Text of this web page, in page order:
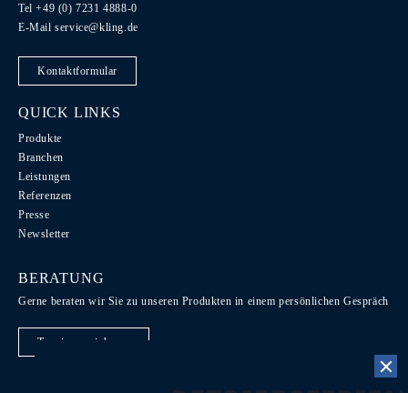
Tel +49 (0) 7231 4888-0
E-Mailservice@kling.de
Kontaktformular
QUICK LINKS
Produkte
Branchen
Leistungen
Referenzen
Presse
Newsletter
BERATUNG
Gerne beraten wir Sie zu unseren Produkten in einem persönlichen Gespräch
Termin vereinbaren